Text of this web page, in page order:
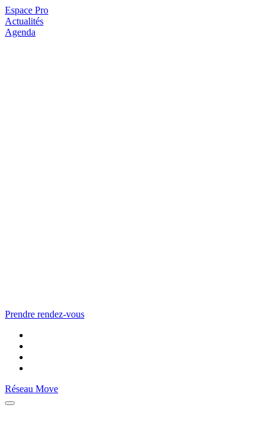
Espace Pro
Actualités
Agenda
Prendre rendez-vous
Réseau Move